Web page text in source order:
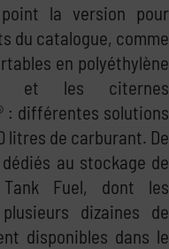
la version pour
du catalogue, comme
en polyéthylène
et les citernes
: différentes solutions
litres de carburant. De
au stockage de
Fuel, dont les
dizaines de
disponibles dans le